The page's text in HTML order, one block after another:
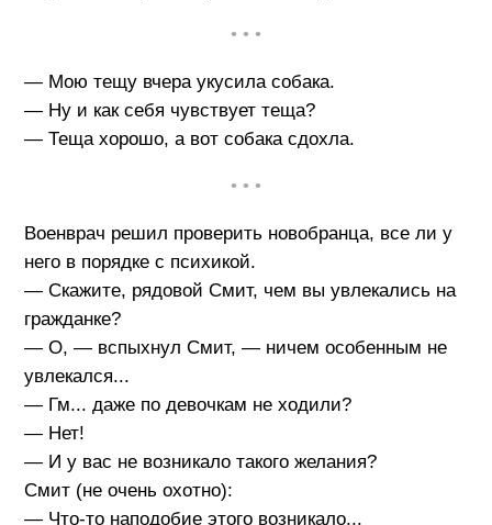
• • •
— Мою тещу вчера укусила собака.
— Ну и как себя чувствует теща?
— Теща хорошо, а вот собака сдохла.
• • •
Военврач решил проверить новобранца, все ли у
него в порядке с психикой.
— Скажите, рядовой Смит, чем вы увлекались на
гражданке?
— О, — вспыхнул Смит, — ничем особенным не
увлекался...
— Гм... даже по девочкам не ходили?
— Нет!
— И у вас не возникало такого желания?
Смит (не очень охотно):
— Что-то наподобие этого возникало...